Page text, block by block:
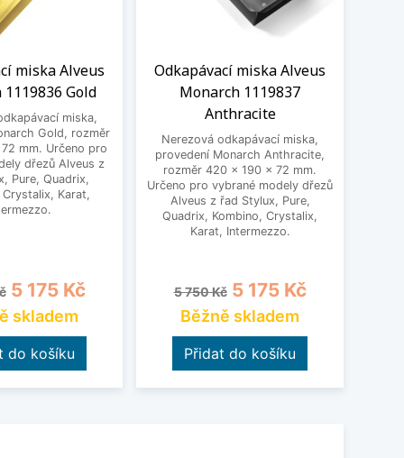
miska Alveus
Gold
miska,
Gold, rozměr
mm. Určeno pro
dřezů Alveus z
Pure, Quadrix,
Karat,
Cena
5 175 Kč
skladem
do košíku
Odkapávací miska Alveus
Monarch 1119837
Anthracite
Nerezová odkapávací miska,
provedení Monarch Anthracite,
rozměr 420 x 190 x 72 mm.
Určeno pro vybrané modely dřezů
Alveus z řad Stylux, Pure,
Quadrix, Kombino, Crystalix,
Karat, Intermezzo.
Běžná cena
5 750 Kč Cena
5 175 Kč
Běžně skladem
Přidat do košíku